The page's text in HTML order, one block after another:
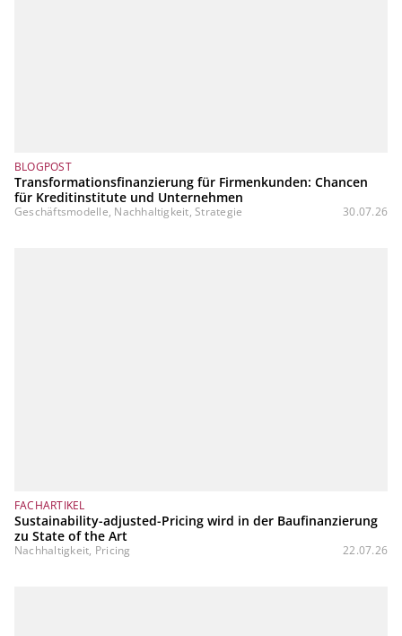
BLOGPOST
Transformationsfinanzierung für Firmenkunden: Chancen
für Kreditinstitute und Unternehmen
Geschäftsmodelle, Nachhaltigkeit, Strategie 30.07.26
FACHARTIKEL
Sustainability-adjusted-Pricing wird in der Baufinanzierung
zu State of the Art
Nachhaltigkeit, Pricing 22.07.26